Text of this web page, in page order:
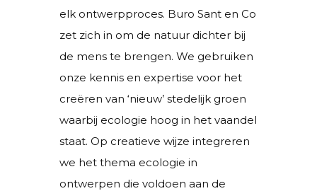
elk ontwerpproces. Buro Sant en Co
zet zich in om de natuur dichter bij
de mens te brengen. We gebruiken
onze kennis en expertise voor het
creëren van ‘nieuw’ stedelijk groen
waarbij ecologie hoog in het vaandel
staat. Op creatieve wijze integreren
we het thema ecologie in
ontwerpen die voldoen aan de